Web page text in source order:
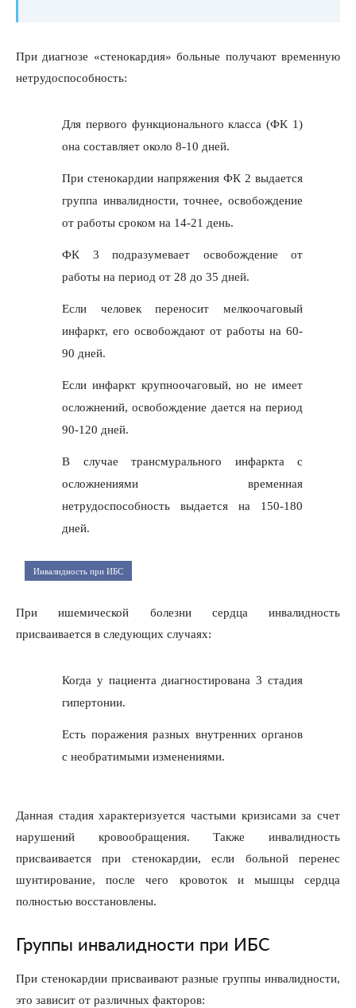
При диагнозе «стенокардия» больные получают временную
нетрудоспособность:
Для первого функционального класса (ФК 1)
она составляет около 8-10 дней.
При стенокардии напряжения ФК 2 выдается
группа инвалидности, точнее, освобождение
от работы сроком на 14-21 день.
ФК 3 подразумевает освобождение от
работы на период от 28 до 35 дней.
Если человек переносит мелкоочаговый
инфаркт, его освобождают от работы на 60-
90 дней.
Если инфаркт крупноочаговый, но не имеет
осложнений, освобождение дается на период
90-120 дней.
В случае трансмурального инфаркта с
осложнениями временная
нетрудоспособность выдается на 150-180
дней.
Инвалидность при ИБС
При ишемической болезни сердца инвалидность
присваивается в следующих случаях:
Когда у пациента диагностирована 3 стадия
гипертонии.
Есть поражения разных внутренних органов
с необратимыми изменениями.
Данная стадия характеризуется частыми кризисами за счет
нарушений кровообращения. Также инвалидность
присваивается при стенокардии, если больной перенес
шунтирование, после чего кровоток и мышцы сердца
полностью восстановлены.
Группы инвалидности при ИБС
При стенокардии присваивают разные группы инвалидности,
это зависит от различных факторов: